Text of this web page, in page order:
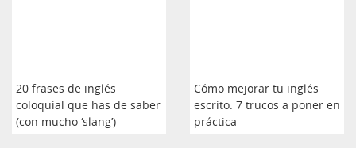
20 frases de inglés
coloquial que has de saber
(con mucho ‘slang’)
Cómo mejorar tu inglés
escrito: 7 trucos a poner en
práctica